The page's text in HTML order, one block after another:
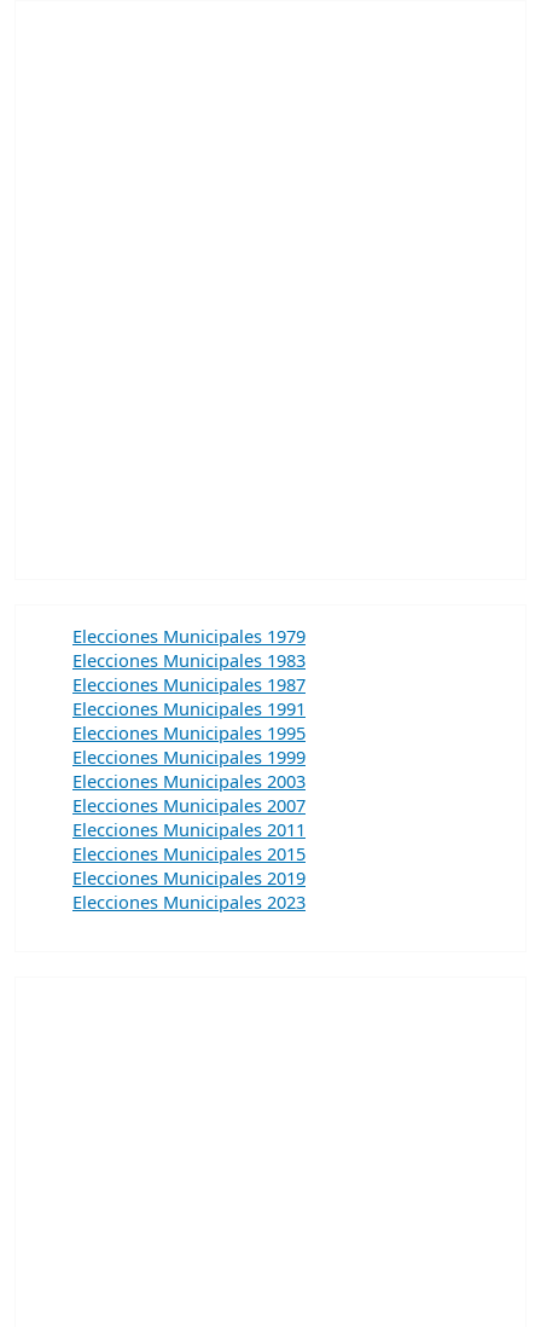
Elecciones Municipales 1979
Elecciones Municipales 1983
Elecciones Municipales 1987
Elecciones Municipales 1991
Elecciones Municipales 1995
Elecciones Municipales 1999
Elecciones Municipales 2003
Elecciones Municipales 2007
Elecciones Municipales 2011
Elecciones Municipales 2015
Elecciones Municipales 2019
Elecciones Municipales 2023